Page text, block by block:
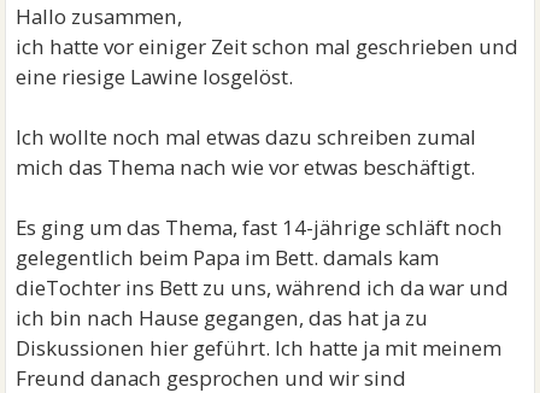
Hallo zusammen,
ich hatte vor einiger Zeit schon mal geschrieben und
eine riesige Lawine losgelöst.
Ich wollte noch mal etwas dazu schreiben zumal
mich das Thema nach wie vor etwas beschäftigt.
Es ging um das Thema, fast 14-jährige schläft noch
gelegentlich beim Papa im Bett. damals kam
dieTochter ins Bett zu uns, während ich da war und
ich bin nach Hause gegangen, das hat ja zu
Diskussionen hier geführt. Ich hatte ja mit meinem
Freund danach gesprochen und wir sind